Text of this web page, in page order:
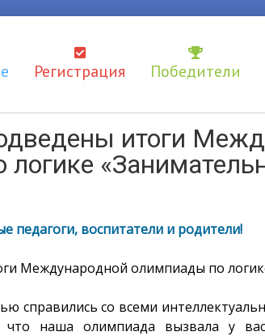
Регистрация Победители
итоги
педагоги, воспитатели и родители!
Международной олимпиады по
справились со всеми
наша олимпиада вызвала у вас